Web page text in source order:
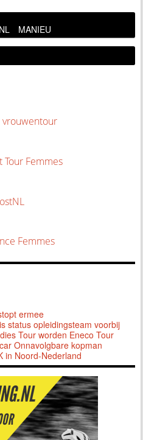
MANIEU
vrouwentour
Femmes
Femmes
ermee
status opleidingsteam voorbij
Tour worden Eneco Tour
Onnavolgbare kopman
in Noord-Nederland